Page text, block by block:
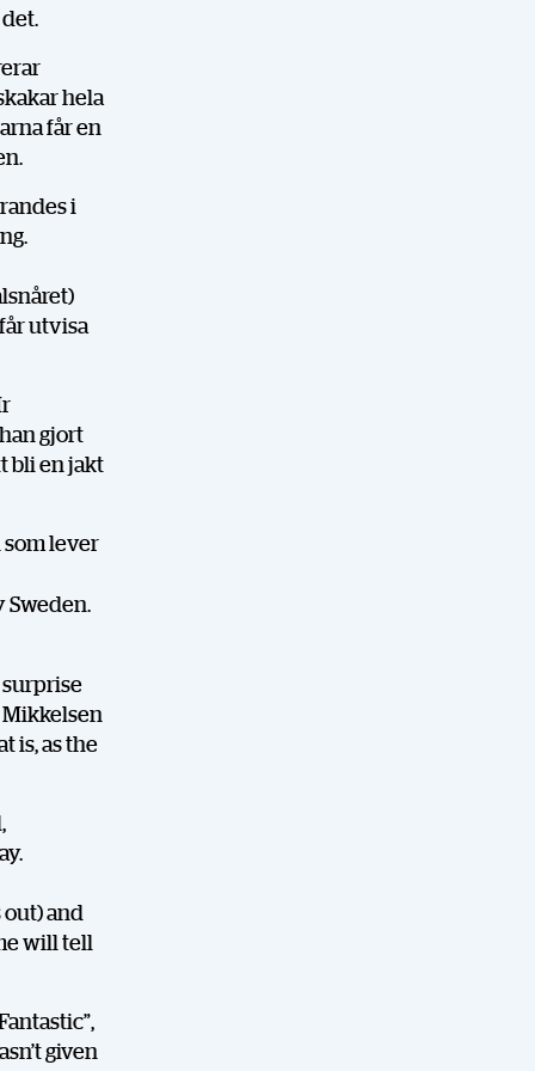
hela
får en
i
utvisa
gjort
bli en jakt
som lever
Sweden.
surprise
Mikkelsen
is, as the
and
will tell
given